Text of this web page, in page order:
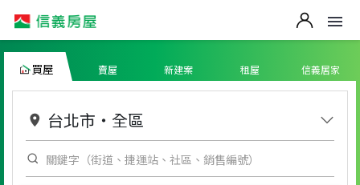
買屋 賣屋 新建案 租屋 信義居家
台北市 ・ 全區